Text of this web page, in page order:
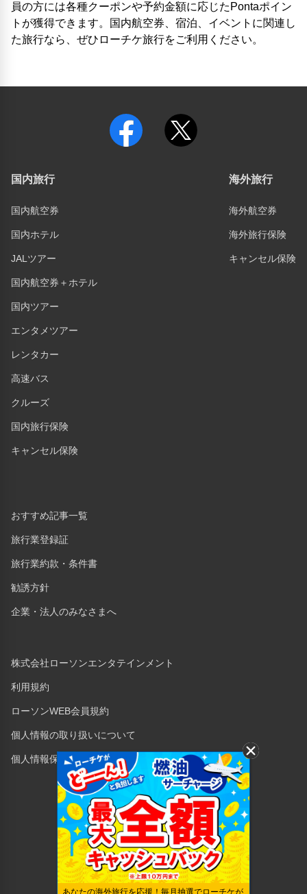
員の方には各種クーポンや予約金額に応じたPontaポイン
トが獲得できます。国内航空券、宿泊、イベントに関連し
た旅行なら、ぜひローチケ旅行をご利用ください。
国内旅行
国内航空券
国内ホテル
JALツアー
国内航空券＋ホテル
国内ツアー
エンタメツアー
レンタカー
高速バス
クルーズ
国内旅行保険
キャンセル保険
おすすめ記事一覧
旅行業登録証
旅行業約款・条件書
勧誘方針
企業・法人のみなさまへ
株式会社ローソンエンタテインメント
利用規約
ローソンWEB会員規約
個人情報の取り扱いについて
個人情報保護方針
海外旅行
海外航空券
海外旅行保険
キャンセル保険
Copyright © 1998 Lawson Entertainment, Inc.